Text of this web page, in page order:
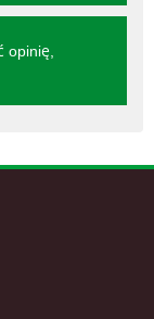
opinię,